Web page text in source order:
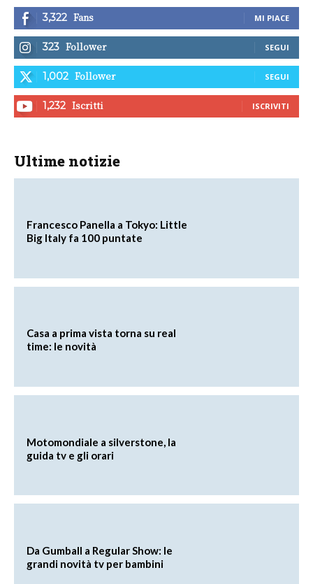
3,322 Fans MI PIACE
323 Follower SEGUI
1,002 Follower SEGUI
1,232 Iscritti ISCRIVITI
Ultime notizie
Francesco Panella a Tokyo: Little
Big Italy fa 100 puntate
Casa a prima vista torna su real
time: le novità
Motomondiale a silverstone, la
guida tv e gli orari
Da Gumball a Regular Show: le
grandi novità tv per bambini